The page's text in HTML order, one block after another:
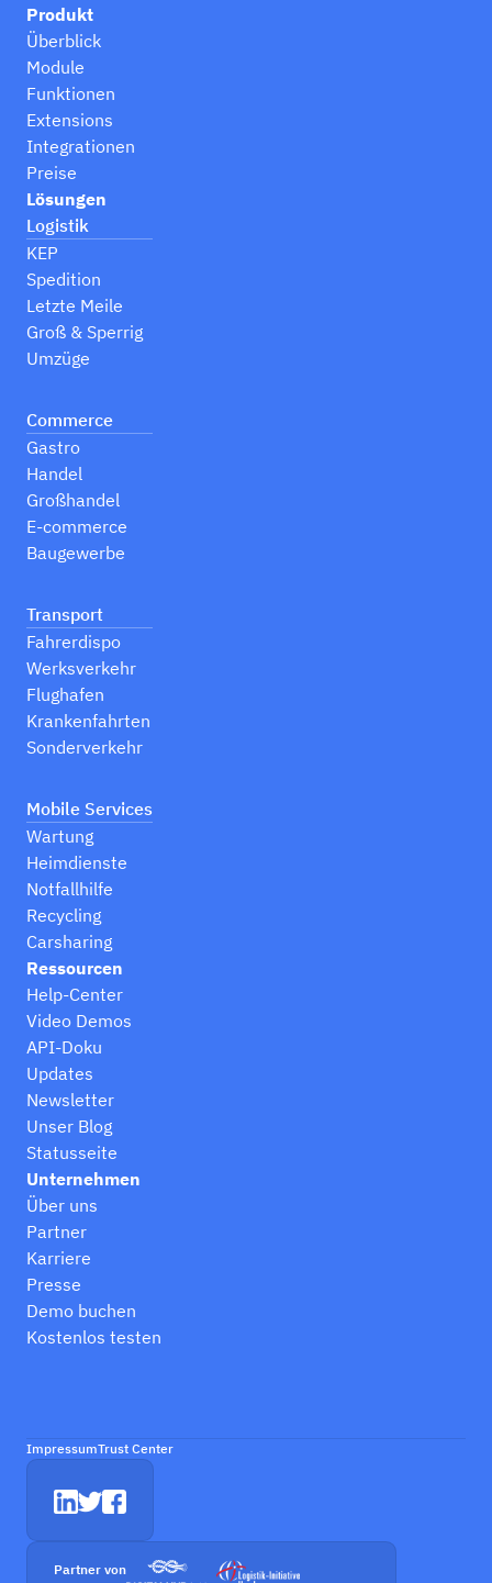
Produkt
Überblick
Module
Funktionen
Extensions
Integrationen
Preise
Lösungen
Logistik
KEP
Spedition
Letzte Meile
Groß & Sperrig
Umzüge
Commerce
Gastro
Handel
Großhandel
E-commerce
Baugewerbe
Transport
Fahrerdispo
Werksverkehr
Flughafen
Krankenfahrten
Sonderverkehr
Mobile Services
Wartung
Heimdienste
Notfallhilfe
Recycling
Carsharing
Ressourcen
Help-Center
Video Demos
API-Doku
Updates
Newsletter
Unser Blog
Statusseite
Unternehmen
Über uns
Partner
Karriere
Presse
Demo buchen
Kostenlos testen
ImpressumTrust Center
Partner von